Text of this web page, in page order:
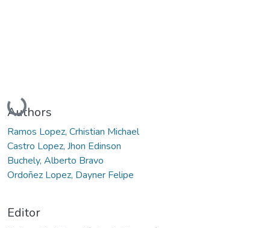
Cargando...
Authors
Ramos Lopez, Crhistian Michael
Castro Lopez, Jhon Edinson
Buchely, Alberto Bravo
Ordoñez Lopez, Dayner Felipe
Editor